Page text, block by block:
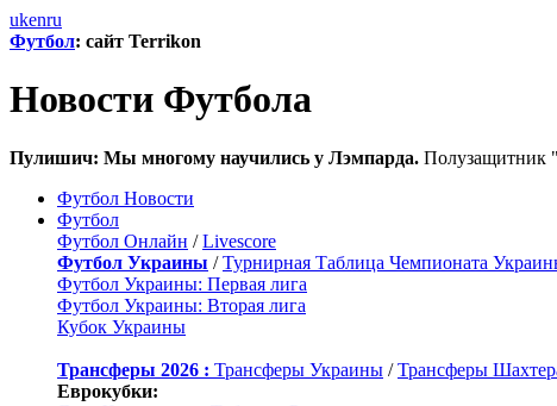
ukenru
Футбол: сайт Terrikon
Новости Футбола
Пулишич: Мы многому научились у Лэмпарда. Полузащитник
Футбол Новости
Футбол
Футбол Онлайн /Livescore
Футбол Украины /Турнирная Таблица Чемпионата
Футбол Украины: Первая лига
Футбол Украины: Вторая лига
Кубок Украины
Трансферы 2026 : Трансферы Украины /Трансферы
Еврокубки: